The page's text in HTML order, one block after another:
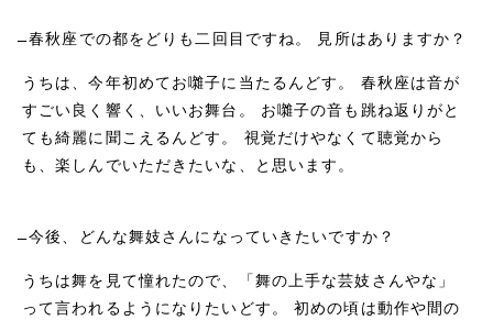
̶̶ 春秋座での都をどりも二回目ですね。 見所はありますか？
うちは、今年初めてお囃子に当たるんどす。 春秋座は音が
すごい良く響く、いいお舞台。 お囃子の音も跳ね返りがと
ても綺麗に聞こえるんどす。 視覚だけやなくて聴覚から
も、楽しんでいただきたいな、と思います。
̶̶ 今後、どんな舞妓さんになっていきたいですか？
うちは舞を見て憧れたので、「舞の上手な芸妓さんやな」
って言われるようになりたいどす。 初めの頃は動作や間の